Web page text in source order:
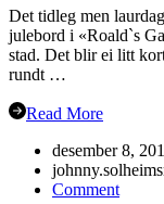
Det tidleg men
julebord i «Roald`s
stad. Det blir ei litt
rundt …
Read More
desember 8,
Commenton